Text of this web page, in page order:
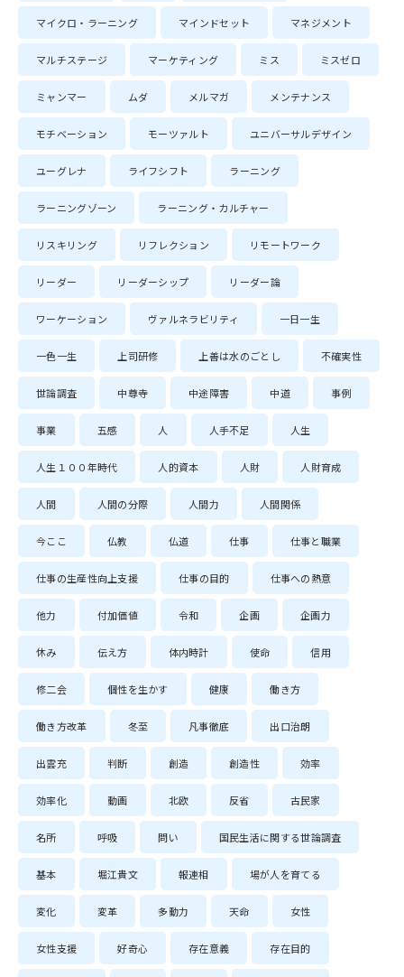
マイクロ・ラーニング マインドセット マネジメント
マルチステージ マーケティング ミス ミスゼロ
ミャンマー ムダ メルマガ メンテナンス
モチベーション モーツァルト ユニバーサルデザイン
ユーグレナ ライフシフト ラーニング
ラーニングゾーン ラーニング・カルチャー
リスキリング リフレクション リモートワーク
リーダー リーダーシップ リーダー論
ワーケーション ヴァルネラビリティ 一日一生
一色一生 上司研修 上善は水のごとし 不確実性
世論調査 中尊寺 中途障害 中道 事例
事業 五感 人 人手不足 人生
人生１００年時代 人的資本 人財 人財育成
人間 人間の分際 人間力 人間関係
今ここ 仏教 仏道 仕事 仕事と職業
仕事の生産性向上支援 仕事の目的 仕事への熱意
他力 付加価値 令和 企画 企画力
休み 伝え方 体内時計 使命 信用
修二会 個性を生かす 健康 働き方
働き方改革 冬至 凡事徹底 出口治朗
出雲充 判断 創造 創造性 効率
効率化 動画 北欧 反省 古民家
名所 呼吸 問い 国民生活に関する世論調査
基本 堀江貴文 報連相 場が人を育てる
変化 変革 多動力 天命 女性
女性支援 好奇心 存在意義 存在目的